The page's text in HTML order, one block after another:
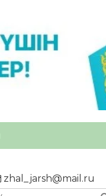
zhal_jarsh@mail.ru